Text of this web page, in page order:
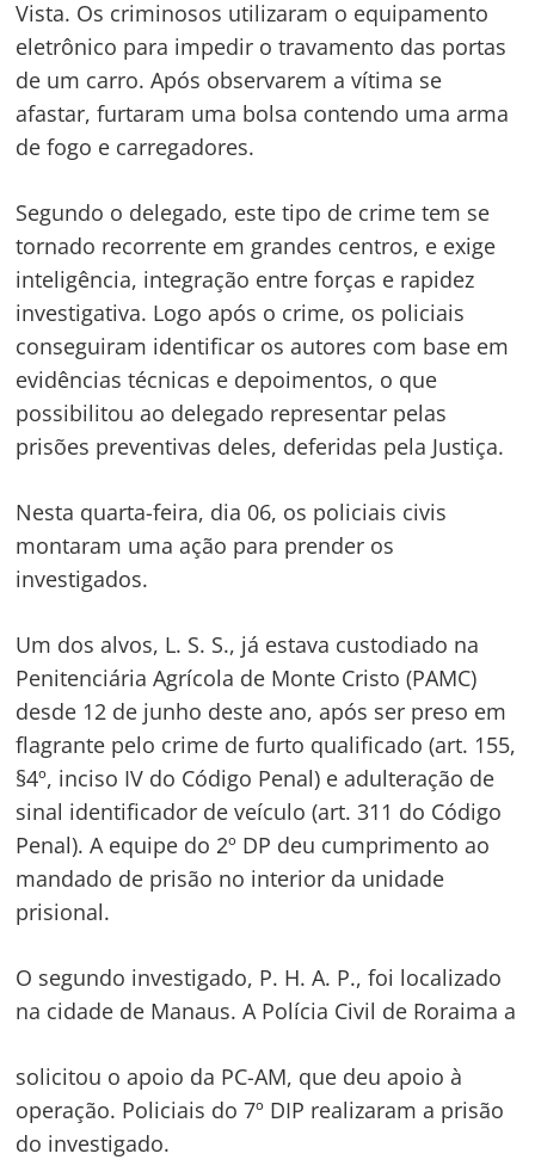
Vista. Os criminosos utilizaram o equipamento
eletrônico para impedir o travamento das portas
de um carro. Após observarem a vítima se
afastar, furtaram uma bolsa contendo uma arma
de fogo e carregadores.
Segundo o delegado, este tipo de crime tem se
tornado recorrente em grandes centros, e exige
inteligência, integração entre forças e rapidez
investigativa. Logo após o crime, os policiais
conseguiram identificar os autores com base em
evidências técnicas e depoimentos, o que
possibilitou ao delegado representar pelas
prisões preventivas deles, deferidas pela Justiça.
Nesta quarta-feira, dia 06, os policiais civis
montaram uma ação para prender os
investigados.
Um dos alvos, L. S. S., já estava custodiado na
Penitenciária Agrícola de Monte Cristo (PAMC)
desde 12 de junho deste ano, após ser preso em
flagrante pelo crime de furto qualificado (art. 155,
§4º, inciso IV do Código Penal) e adulteração de
sinal identificador de veículo (art. 311 do Código
Penal). A equipe do 2º DP deu cumprimento ao
mandado de prisão no interior da unidade
prisional.
O segundo investigado, P. H. A. P., foi localizado
na cidade de Manaus. A Polícia Civil de Roraima a
solicitou o apoio da PC-AM, que deu apoio à
operação. Policiais do 7º DIP realizaram a prisão
do investigado.
Navegação
de
Post